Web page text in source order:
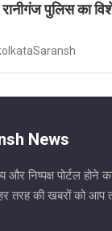
रानीगंज पुलिस का
News
और निष्पक्ष पोर्टल होने
तरह की खबरों को आप